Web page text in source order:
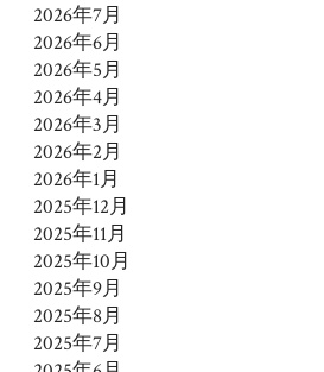
2026年7月
2026年6月
2026年5月
2026年4月
2026年3月
2026年2月
2026年1月
2025年12月
2025年11月
2025年10月
2025年9月
2025年8月
2025年7月